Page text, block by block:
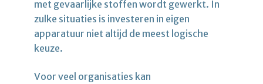
met gevaarlijke stoffen wordt gewerkt. In
zulke situaties is investeren in eigen
apparatuur niet altijd de meest logische
keuze.
Voor veel organisaties kan